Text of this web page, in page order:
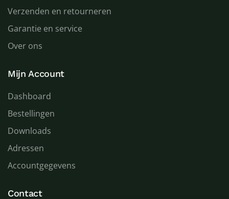
Verzenden en retourneren
Garantie en service
Over ons
Mijn Account
Dashboard
Bestellingen
Downloads
Adressen
Accountgegevens
Contact